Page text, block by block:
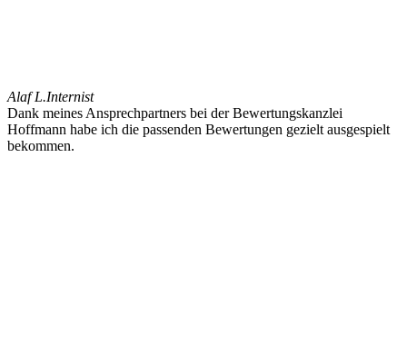
Alaf L.Internist
Dank meines Ansprechpartners bei der Bewertungskanzlei
Hoffmann habe ich die passenden Bewertungen gezielt ausgespielt
bekommen.